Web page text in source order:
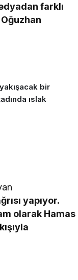
farklı
bir
ıslak
yapıyor.
olarak Hamas